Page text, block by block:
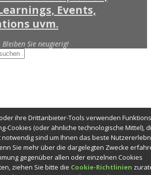
Bleiben Sie neugierig!
ihre Drittanbieter-Tools verwenden
Cookies (oder ähnliche technologische Mittel),
sind um Ihnen das beste
Sie mehr über die dargelegten Zwecke
gegenüber allen oder einzelnen Cookies
ziehen Sie bitte die Cookie-Richtlinien